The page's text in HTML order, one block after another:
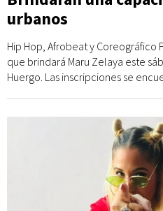
urbanos
Hip Hop, Afrobeat y Coreográfico
que brindará Maru Zelaya este
Huergo. Las inscripciones se